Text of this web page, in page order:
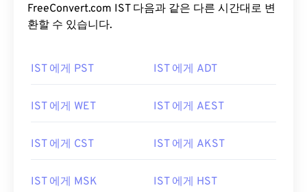
FreeConvert.com IST 다음과 같은 다른 시간대로 변
환할 수 있습니다.
IST 에게 PST IST 에게 ADT
IST 에게 WET IST 에게 AEST
IST 에게 CST IST 에게 AKST
IST 에게 MSK IST 에게 HST